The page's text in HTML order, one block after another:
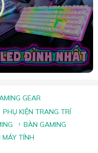
GEAR
PHỤ KIỆN TRANG TRÍ
BÀN GAMING
MÁY TÍNH